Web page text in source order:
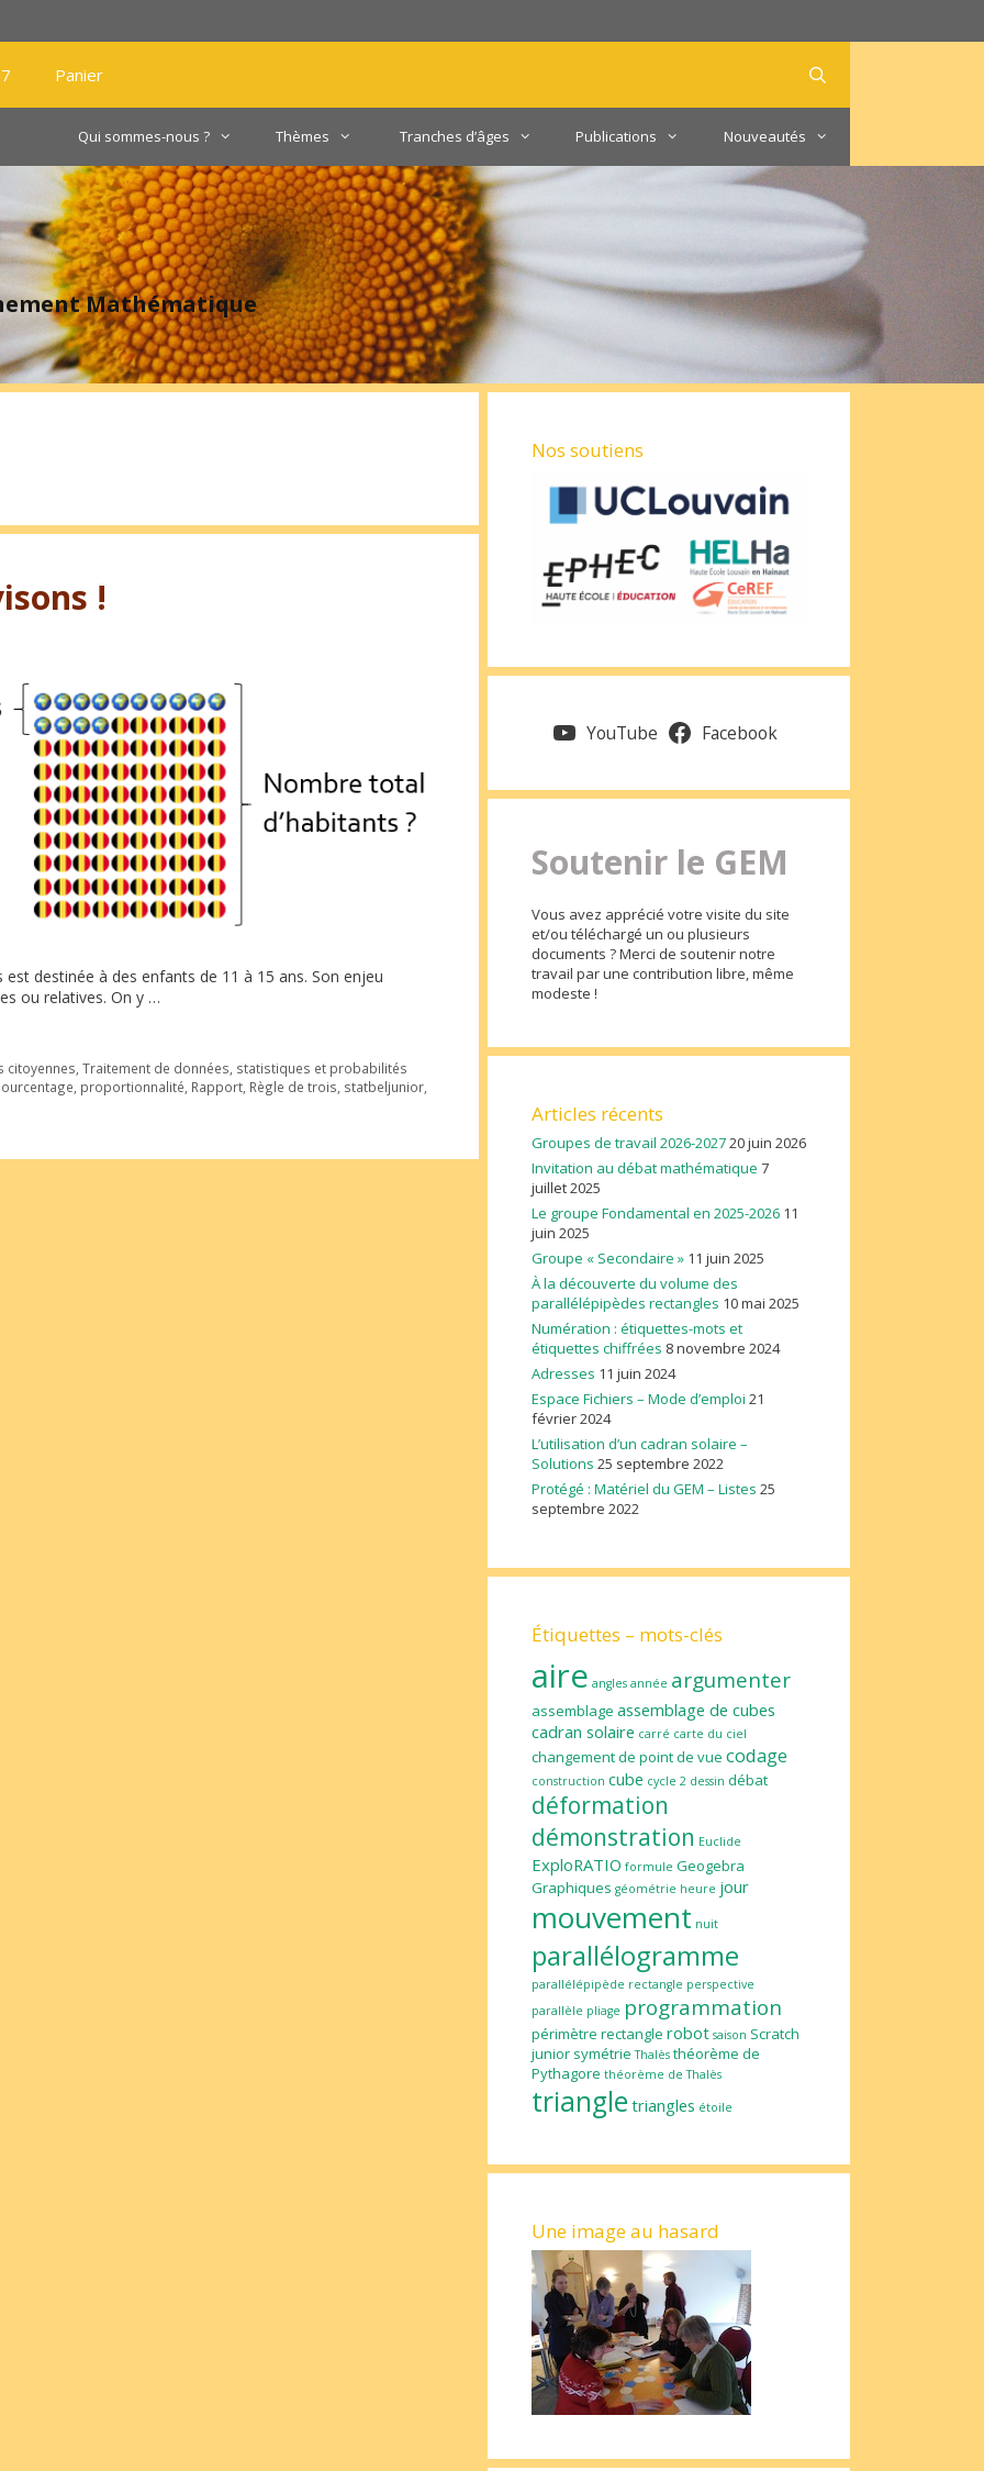
Panier
Qui sommes-nous ? Thèmes Tranches d’âges Publications Nouveautés
Mathématique
!
destinée à des enfants de 11 à 15 ans. Son enjeu
ou relatives. On y …
citoyennes ,Traitement de données, statistiques et probabilités
proportionnalité Rapport Règle de trois statbeljunior
Nos soutiens
YouTube Facebook
Soutenir le GEM
Vous avez apprécié votre visite du site
et/ou téléchargé un ou plusieurs
documents ? Merci de soutenir notre
travail par une contribution libre, même
modeste !
Articles récents
Groupes de travail 2026-202720 juin 2026
Invitation au débat mathématique 7
juillet 2025
Le groupe Fondamental en 2025-2026 11
juin 2025
Groupe « Secondaire » 11 juin 2025
À la découverte du volume des
parallélépipèdes rectangles 10 mai 2025
Numération : étiquettes-mots et
étiquettes chiffrées 8 novembre 2024
Adresses 11 juin 2024
Espace Fichiers – Mode d’emploi 21
février 2024
L’utilisation d’un cadran solaire –
Solutions 25 septembre 2022
Protégé : Matériel du GEM – Listes 25
septembre 2022
Étiquettes – mots-clés
aire angles année argumenter
assemblage assemblage de cubes
cadran solaire carré carte du ciel
changement de point de vue codage
construction cube cycle 2 dessin débat
déformation
démonstration Euclide
ExploRATIO formule Geogebra
Graphiques géométrie heure jour
mouvement nuit
parallélogramme
parallélépipède rectangle perspective
parallèle pliage programmation
périmètre rectangle robot saison Scratch
junior symétrie Thalès théorème de
Pythagore théorème de Thalès
triangle triangles étoile
Une image au hasard